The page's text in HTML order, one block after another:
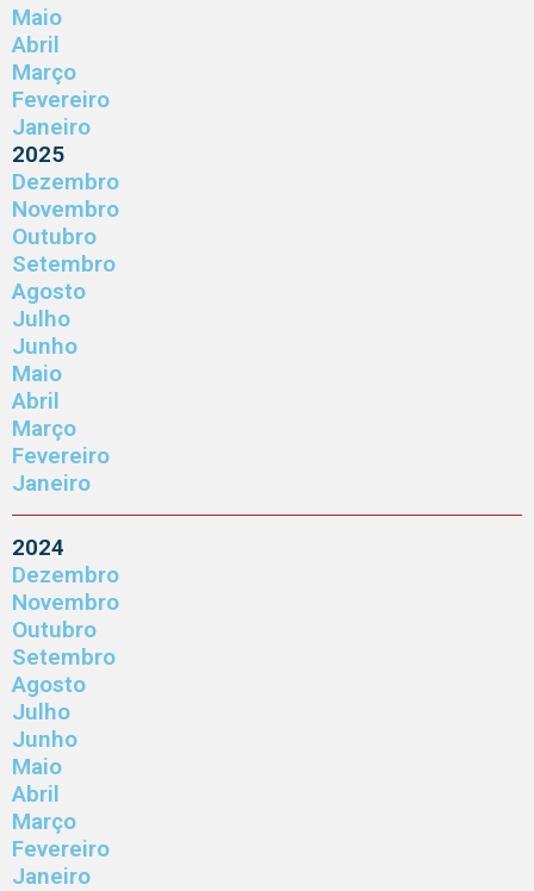
Maio
Abril
Março
Fevereiro
Janeiro
2025
Dezembro
Novembro
Outubro
Setembro
Agosto
Julho
Junho
Maio
Abril
Março
Fevereiro
Janeiro
2024
Dezembro
Novembro
Outubro
Setembro
Agosto
Julho
Junho
Maio
Abril
Março
Fevereiro
Janeiro